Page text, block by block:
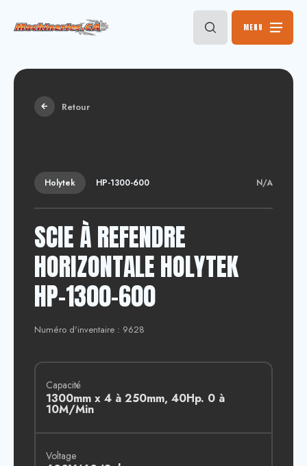
MENU
Retour
Holytek HP-1300-600 N/A
SCIE À REFENDRE
HORIZONTALE HOLYTEK
HP-1300-600
Numéro d'inventaire : 9628
Capacité
1300mm x 4 à 250mm, 40Hp. 0 à
10M/Min
Voltage